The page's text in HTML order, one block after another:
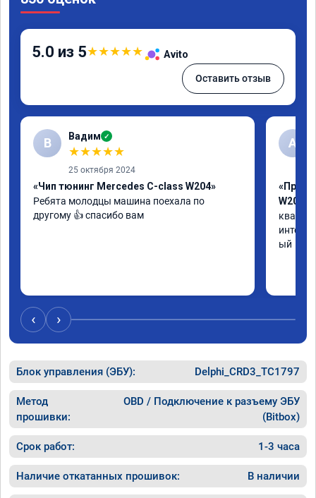
5.0 из 5★★★★★ Avito
Оставить отзыв
В Вадим ✓
★★★★★
25 октября 2024
«Чип тюнинг Mercedes C-class W204»
Ребята молодцы машина поехала по
другому 👍 спасибо вам
А
W205»
ый
‹ ›
Блок управления (ЭБУ): Delphi_CRD3_TC1797
Метод
прошивки:
OBD / Подключение к разъему ЭБУ
(Bitbox)
Срок работ: 1-3 часа
Наличие откатанных прошивок: В наличии